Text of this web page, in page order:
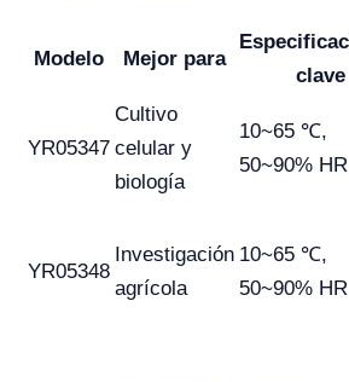
Modelo Mejor para
clave
YR05347
Cultivo
celular y
biología
10~65 ℃,
50~90% HR
YR05348
Investigación
agrícola
10~65 ℃,
50~90% HR